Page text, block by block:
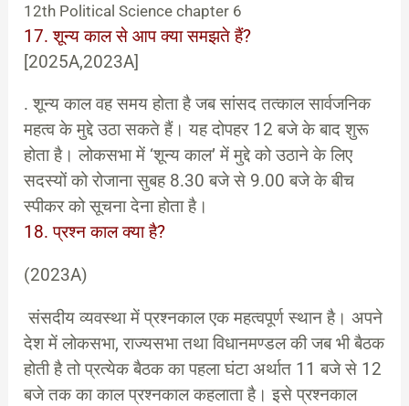
12th Political Science chapter 6
17. शून्य काल से आप क्या समझते हैं?
[2025A,2023A]
. शून्य काल वह समय होता है जब सांसद तत्काल सार्वजनिक
महत्व के मुद्दे उठा सकते हैं। यह दोपहर 12 बजे के बाद शुरू
होता है। लोकसभा में ‘शून्य काल’ में मुद्दे को उठाने के लिए
सदस्यों को रोजाना सुबह 8.30 बजे से 9.00 बजे के बीच
स्पीकर को सूचना देना होता है।
18. प्रश्न काल क्या है?
(2023A)
संसदीय व्यवस्था में प्रश्नकाल एक महत्वपूर्ण स्थान है। अपने
देश में लोकसभा, राज्यसभा तथा विधानमण्डल की जब भी बैठक
होती है तो प्रत्येक बैठक का पहला घंटा अर्थात 11 बजे से 12
बजे तक का काल प्रश्नकाल कहलाता है। इसे प्रश्नकाल